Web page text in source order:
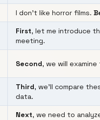
I don’t like horror films.
First, let me introduce
meeting.
Second, we will
Third, we’ll compare
data.
Next, we need to